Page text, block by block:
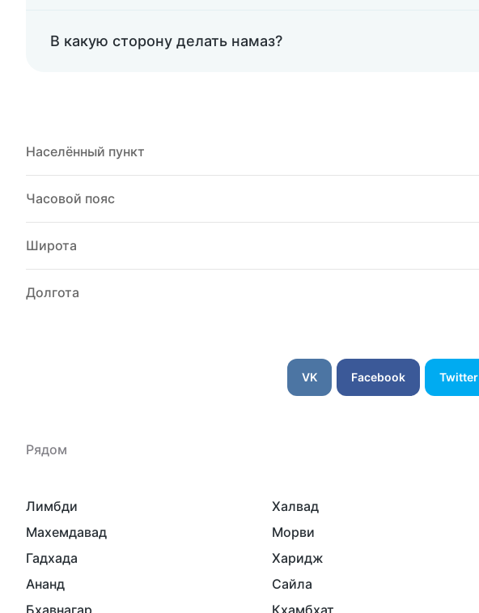
В какую сторону делать намаз?
Населённый пункт
Часовой пояс
Широта
Долгота
VK Facebook Twitter
Рядом
Лимбди Халвад
Махемдавад
Морви
Гадхада
Харидж
Ананд
Сайла
Бхавнагар
Кхамбхат